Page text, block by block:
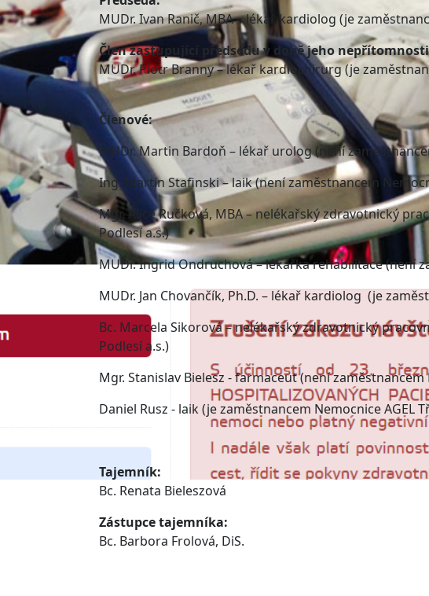
MUDr. Ivan Ranič, MBA – lékař kardiolog (je
Člen zastupující předsedu v době jeho
MUDr. Piotr Branny – lékař kardiochirurg (je
Členové:
MUDr. Martin Bardoň – lékař urolog (není
Ing. Martin Stafinski – laik (není zaměstnancem
Mgr. Alice Ručková, MBA – nelékařský zdravotnický
Podlesí a.s.)
MUDr. Ingrid Ondruchová – lékařka rehabilitace (není
MUDr. Jan Chovančík, Ph.D. – lékař kardiolog (je
Bc. Marcela Sikorová – nelékařský zdravotnický
Podlesí a.s.)
Mgr. Stanislav Bielesz - farmaceut (není zaměstnancem
Daniel Rusz - laik (je zaměstnancem Nemocnice AGEL
Tajemník:
Bc. Renata Bieleszová
Zástupce tajemníka:
Bc. Barbora Frolová, DiS.